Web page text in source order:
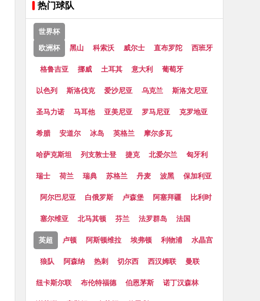
热门球队
世界杯
欧洲杯 黑山 科索沃 威尔士 直布罗陀 西班牙
格鲁吉亚 挪威 土耳其 意大利 葡萄牙
以色列 斯洛伐克 爱沙尼亚 乌克兰 斯洛文尼亚
圣马力诺 马耳他 亚美尼亚 罗马尼亚 克罗地亚
希腊 安道尔 冰岛 英格兰 摩尔多瓦
哈萨克斯坦 列支敦士登 捷克 北爱尔兰 匈牙利
瑞士 荷兰 瑞典 苏格兰 丹麦 波黑 保加利亚
阿尔巴尼亚 白俄罗斯 卢森堡 阿塞拜疆 比利时
塞尔维亚 北马其顿 芬兰 法罗群岛 法国
英超 卢顿 阿斯顿维拉 埃弗顿 利物浦 水晶宫
狼队 阿森纳 热刺 切尔西 西汉姆联 曼联
纽卡斯尔联 布伦特福德 伯恩茅斯 诺丁汉森林